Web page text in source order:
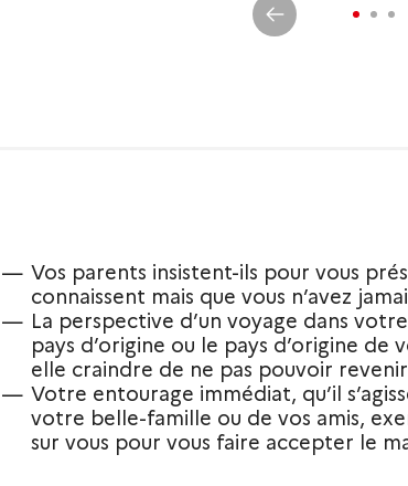
Vos parents insistent-ils pour vous
connaissent mais que vous n’avez
La perspective d’un voyage dans
pays d’origine ou le pays d’origine de
elle craindre de ne pas pouvoir
Votre entourage immédiat, qu’il
votre belle-famille ou de vos amis,
sur vous pour vous faire accepter le